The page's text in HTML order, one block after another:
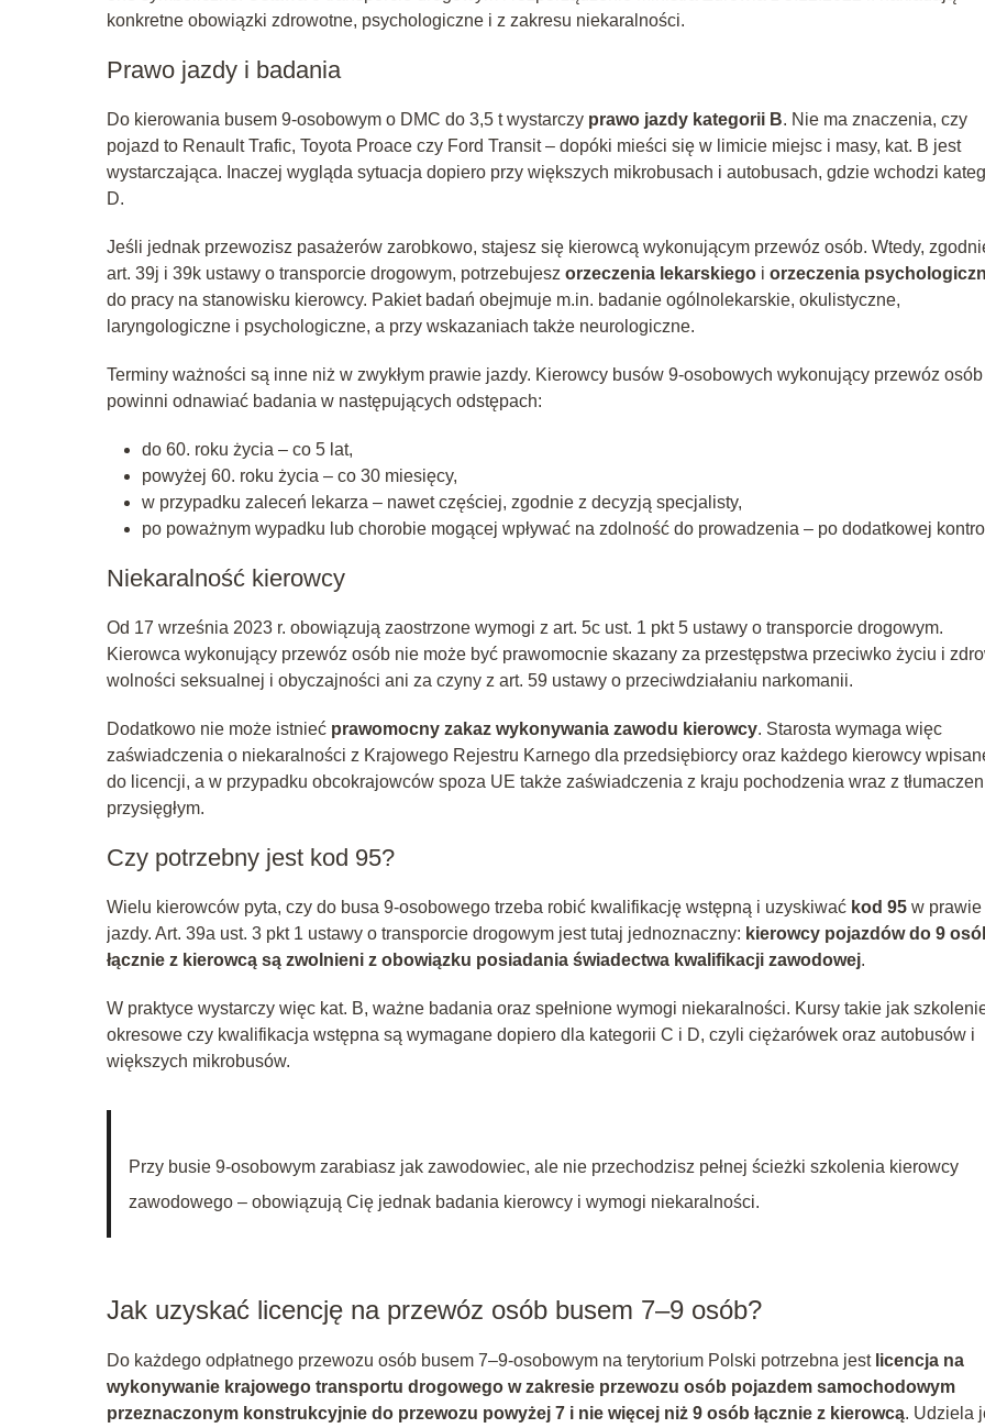
konkretne obowiązki zdrowotne, psychologiczne i z zakresu niekaralności.
Prawo jazdy i badania
Do kierowania busem 9‑osobowym o DMC do 3,5 t wystarczy prawo jazdy kategorii B. Nie ma znaczenia, czy
pojazd to Renault Trafic, Toyota Proace czy Ford Transit – dopóki mieści się w limicie miejsc i masy, kat. B jest
wystarczająca. Inaczej wygląda sytuacja dopiero przy większych mikrobusach i autobusach, gdzie wchodzi
D.
Jeśli jednak przewozisz pasażerów zarobkowo, stajesz się kierowcą wykonującym przewóz osób. Wtedy,
art. 39j i 39k ustawy o transporcie drogowym, potrzebujesz orzeczenia lekarskiego i orzeczenia
do pracy na stanowisku kierowcy. Pakiet badań obejmuje m.in. badanie ogólnolekarskie, okulistyczne,
laryngologiczne i psychologiczne, a przy wskazaniach także neurologiczne.
Terminy ważności są inne niż w zwykłym prawie jazdy. Kierowcy busów 9‑osobowych wykonujący przewóz osób
powinni odnawiać badania w następujących odstępach:
do 60. roku życia – co 5 lat,
powyżej 60. roku życia – co 30 miesięcy,
w przypadku zaleceń lekarza – nawet częściej, zgodnie z decyzją specjalisty,
po poważnym wypadku lub chorobie mogącej wpływać na zdolność do prowadzenia – po dodatkowej
Niekaralność kierowcy
Od 17 września 2023 r. obowiązują zaostrzone wymogi z art. 5c ust. 1 pkt 5 ustawy o transporcie drogowym.
Kierowca wykonujący przewóz osób nie może być prawomocnie skazany za przestępstwa przeciwko życiu i
wolności seksualnej i obyczajności ani za czyny z art. 59 ustawy o przeciwdziałaniu narkomanii.
Dodatkowo nie może istnieć prawomocny zakaz wykonywania zawodu kierowcy. Starosta wymaga więc
zaświadczenia o niekaralności z Krajowego Rejestru Karnego dla przedsiębiorcy oraz każdego kierowcy
do licencji, a w przypadku obcokrajowców spoza UE także zaświadczenia z kraju pochodzenia wraz z
przysięgłym.
Czy potrzebny jest kod 95?
Wielu kierowców pyta, czy do busa 9‑osobowego trzeba robić kwalifikację wstępną i uzyskiwać kod 95 w prawie
jazdy. Art. 39a ust. 3 pkt 1 ustawy o transporcie drogowym jest tutaj jednoznaczny: kierowcy pojazdów do 9
łącznie z kierowcą są zwolnieni z obowiązku posiadania świadectwa kwalifikacji zawodowej.
W praktyce wystarczy więc kat. B, ważne badania oraz spełnione wymogi niekaralności. Kursy takie jak
okresowe czy kwalifikacja wstępna są wymagane dopiero dla kategorii C i D, czyli ciężarówek oraz autobusów i
większych mikrobusów.
Przy busie 9‑osobowym zarabiasz jak zawodowiec, ale nie przechodzisz pełnej ścieżki szkolenia kierowcy
zawodowego – obowiązują Cię jednak badania kierowcy i wymogi niekaralności.
Jak uzyskać licencję na przewóz osób busem 7–9 osób?
Do każdego odpłatnego przewozu osób busem 7–9‑osobowym na terytorium Polski potrzebna jest licencja na
wykonywanie krajowego transportu drogowego w zakresie przewozu osób pojazdem samochodowym
przeznaczonym konstrukcyjnie do przewozu powyżej 7 i nie więcej niż 9 osób łącznie z kierowcą. Udziela